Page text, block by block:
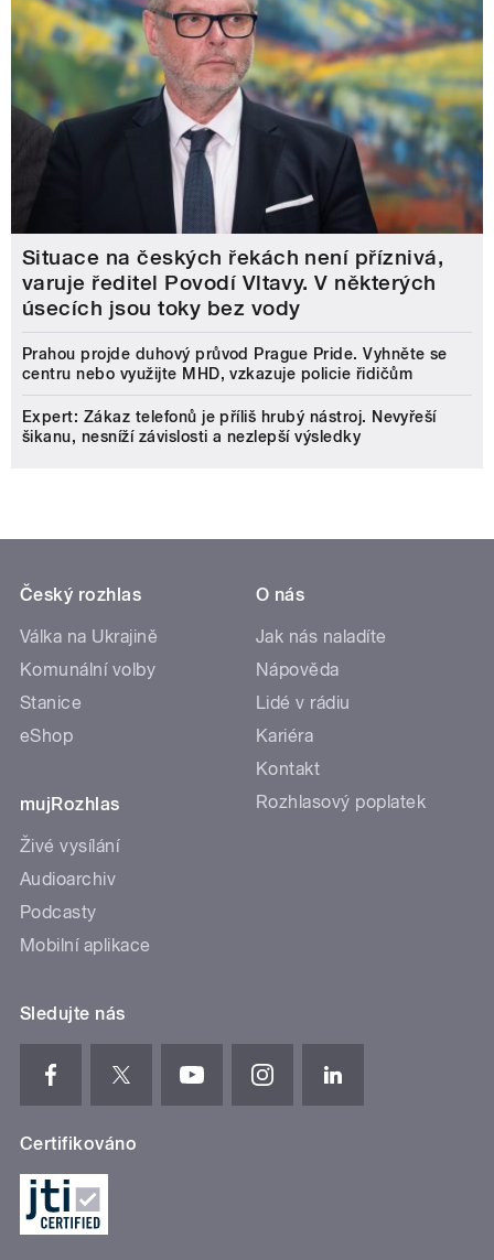
Situace na českých řekách není příznivá,
varuje ředitel Povodí Vltavy. V některých
úsecích jsou toky bez vody
Prahou projde duhový průvod Prague Pride. Vyhněte se
centru nebo využijte MHD, vzkazuje policie řidičům
Expert: Zákaz telefonů je příliš hrubý nástroj. Nevyřeší
šikanu, nesníží závislosti a nezlepší výsledky
Český rozhlas
Válka na Ukrajině
Komunální volby
Stanice
eShop
mujRozhlas
Živé vysílání
Audioarchiv
Podcasty
Mobilní aplikace
O nás
Jak nás naladíte
Nápověda
Lidé v rádiu
Kariéra
Kontakt
Rozhlasový poplatek
Sledujte nás
Certifikováno